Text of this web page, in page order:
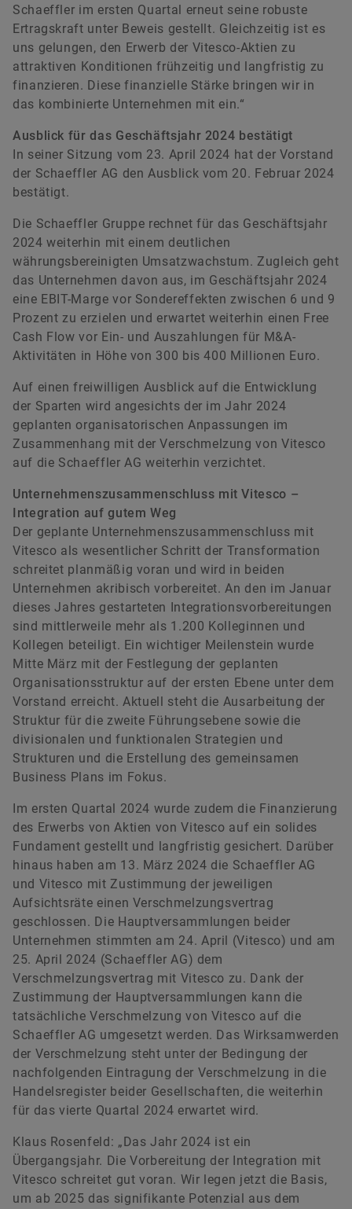
Schaeffler im ersten Quartal erneut seine robuste
Ertragskraft unter Beweis gestellt. Gleichzeitig ist es
uns gelungen, den Erwerb der Vitesco-Aktien zu
attraktiven Konditionen frühzeitig und langfristig zu
finanzieren. Diese finanzielle Stärke bringen wir in
das kombinierte Unternehmen mit ein.“
Ausblick für das Geschäftsjahr 2024 bestätigt
In seiner Sitzung vom 23. April 2024 hat der Vorstand
der Schaeffler AG den Ausblick vom 20. Februar 2024
bestätigt.
Die Schaeffler Gruppe rechnet für das Geschäftsjahr
2024 weiterhin mit einem deutlichen
währungsbereinigten Umsatzwachstum. Zugleich geht
das Unternehmen davon aus, im Geschäftsjahr 2024
eine EBIT-Marge vor Sondereffekten zwischen 6 und 9
Prozent zu erzielen und erwartet weiterhin einen Free
Cash Flow vor Ein- und Auszahlungen für M&A-
Aktivitäten in Höhe von 300 bis 400 Millionen Euro.
Auf einen freiwilligen Ausblick auf die Entwicklung
der Sparten wird angesichts der im Jahr 2024
geplanten organisatorischen Anpassungen im
Zusammenhang mit der Verschmelzung von Vitesco
auf die Schaeffler AG weiterhin verzichtet.
Unternehmenszusammenschluss mit Vitesco –
Integration auf gutem Weg
Der geplante Unternehmenszusammenschluss mit
Vitesco als wesentlicher Schritt der Transformation
schreitet planmäßig voran und wird in beiden
Unternehmen akribisch vorbereitet. An den im Januar
dieses Jahres gestarteten Integrationsvorbereitungen
sind mittlerweile mehr als 1.200 Kolleginnen und
Kollegen beteiligt. Ein wichtiger Meilenstein wurde
Mitte März mit der Festlegung der geplanten
Organisationsstruktur auf der ersten Ebene unter dem
Vorstand erreicht. Aktuell steht die Ausarbeitung der
Struktur für die zweite Führungsebene sowie die
divisionalen und funktionalen Strategien und
Strukturen und die Erstellung des gemeinsamen
Business Plans im Fokus.
Im ersten Quartal 2024 wurde zudem die Finanzierung
des Erwerbs von Aktien von Vitesco auf ein solides
Fundament gestellt und langfristig gesichert. Darüber
hinaus haben am 13. März 2024 die Schaeffler AG
und Vitesco mit Zustimmung der jeweiligen
Aufsichtsräte einen Verschmelzungsvertrag
geschlossen. Die Hauptversammlungen beider
Unternehmen stimmten am 24. April (Vitesco) und am
25. April 2024 (Schaeffler AG) dem
Verschmelzungsvertrag mit Vitesco zu. Dank der
Zustimmung der Hauptversammlungen kann die
tatsächliche Verschmelzung von Vitesco auf die
Schaeffler AG umgesetzt werden. Das Wirksamwerden
der Verschmelzung steht unter der Bedingung der
nachfolgenden Eintragung der Verschmelzung in die
Handelsregister beider Gesellschaften, die weiterhin
für das vierte Quartal 2024 erwartet wird.
Klaus Rosenfeld: „Das Jahr 2024 ist ein
Übergangsjahr. Die Vorbereitung der Integration mit
Vitesco schreitet gut voran. Wir legen jetzt die Basis,
um ab 2025 das signifikante Potenzial aus dem